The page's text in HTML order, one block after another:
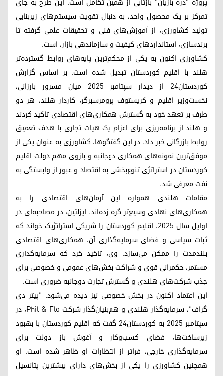
تمرکز بر یک محصول واحد، به دنبال تقویت سیستم‌های زیربنایی
تولید کشاورزی، از آموزش‌های فنی و تحقیقات علمی گرفته تا
برندسازی، استانداردهای کیفیت و سازماندهی بازار، است.
کشاورزی اکنون به یکی از محکم‌ترین پایه‌های روابط گسترده‌تر
هلند با اقلیم کوردستان تبدیل شده است. بر اساس گزارش
کوردستان۲۴ از دیدار سپتامبر ۲۰۲۵ میان مسرور بارزانی،
نخست‌وزیر اقلیم و کریستوف پرومرسبرگر، کاردار هلند، هر دو
طرف بر تعهد خود به گسترش همکاری‌های اقتصادی تاکید کردند
و هلند از برنامه‌ریزی برای اعزام یک هیات تجاری با هدف تعمیق
روابط بازرگانی خبر داد. در این گفتگوها، کشاورزی به عنوان یکی از
موفق‌ترین نمونه‌های همکاری دوجانبه و بازوی مهم دولت اقلیم
کوردستان در استراتژی تنوع‌بخشی به اقتصاد و عبور از وابستگی به
نفت معرفی شد.
مقامات هلندی همواره این آرمان‌های اقتصادی را به
همکاری‌های نهادی وسیع‌تر گره زده‌اند. ایزلتین، در مصاحبه‌ای در
اوایل سال ۲۰۲۵، اقلیم کوردستان را شریکی استراتژیک خواند که
ثبات سیاسی و فضای سرمایه‌گذاری آن، همکاری‌های اقتصادی
بلندمدت را ممکن می‌سازد. وی، تاکید کرد که سرمایه‌گذاری
مستمر، حکمرانی قوی و شراکت بخش‌های عمومی و خصوصی برای
جذب شرکت‌های هلندی و گسترش تجارت دوجانبه ضروری است.
این اعتماد اکنون در بخش خصوصی نیز دیده می‌شود. "پیتر دی
گراف"، سرمایه‌گذار هلندی و هم‌بنیان‌گذار شرکت Phil & Flo، در
سپتامبر ۲۰۲۵ به کوردستان۲۴ گفت که اقلیم کوردستان با بهبود
زیرساخت‌ها، فضای کسب‌وکار و آغوش باز دولت برای
سرمایه‌گذاری خارجی، فراتر از انتظارات او ظاهر شده است. او
همچنین کشاورزی را یکی از بخش‌های دارای بیشترین پتانسیل